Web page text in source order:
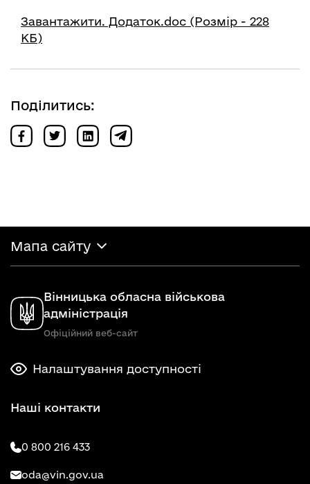
Завантажити. Додаток.doc (Розмір - 228
КБ)
Поділитись:
Мапа сайту
Вінницька обласна військова
адміністрація
Офіційний веб-сайт
Налаштування доступності
Наші контакти
0 800 216 433
oda@vin.gov.ua